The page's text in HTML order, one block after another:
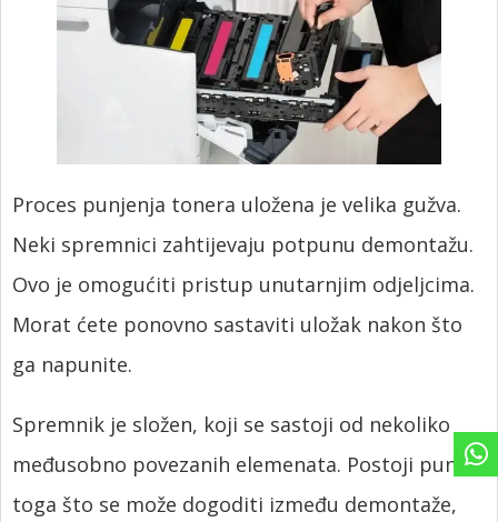
Proces punjenja tonera uložena je velika gužva.
Neki spremnici zahtijevaju potpunu demontažu.
Ovo je omogućiti pristup unutarnjim odjeljcima.
Morat ćete ponovno sastaviti uložak nakon što
ga napunite.
Spremnik je složen, koji se sastoji od nekoliko
međusobno povezanih elemenata. Postoji puno
toga što se može dogoditi između demontaže,